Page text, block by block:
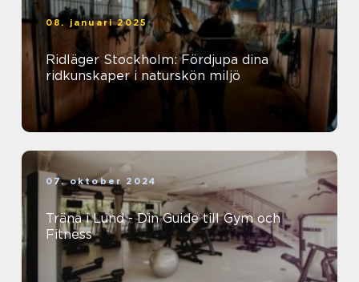
08. januari 2025
Ridläger Stockholm: Fördjupa dina
ridkunskaper i naturskön miljö
07. oktober 2024
Träna i Lund - Din Guide till Gym och
Fitness